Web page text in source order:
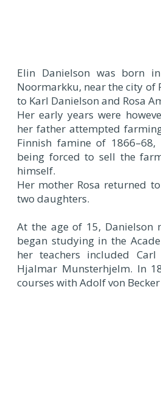
Elin Danielson was born
Noormarkku, near the city of
to Karl Danielson and Rosa
Her early years were
her father attempted
Finnish famine of
being forced to sell the
himself.
Her mother Rosa returned
two daughters.
At the age of 15, Danielson
began studying in the
her teachers included Carl
Hjalmar Munsterhjelm. In
courses with Adolf von Becker